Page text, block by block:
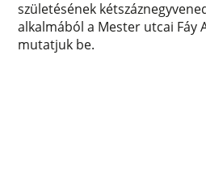
születésének
alkalmából a Mester utcai Fáy
mutatjuk be.